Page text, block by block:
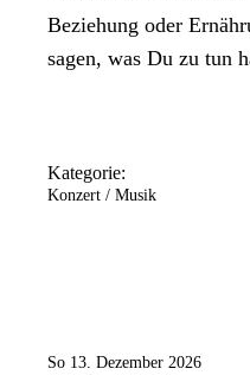
Beziehung oder
sagen, was Du zu tun
Kategorie:
Konzert / Musik
So 13. Dezember 2026